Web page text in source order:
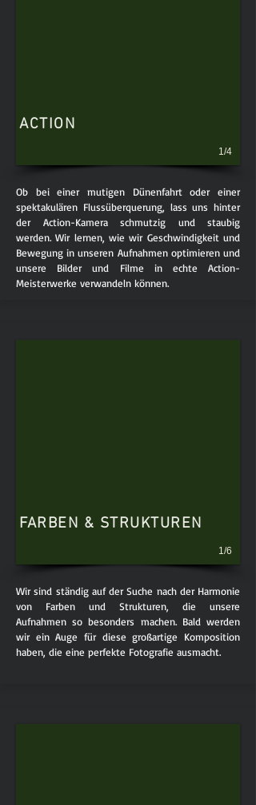
1/4
ACTION
Ob bei einer mutigen Dünenfahrt oder einer
spektakulären Flussüberquerung, lass uns hinter
der Action-Kamera schmutzig und staubig
werden. Wir lernen, wie wir Geschwindigkeit und
Bewegung in unseren Aufnahmen optimieren und
unsere Bilder und Filme in echte Action-
Meisterwerke verwandeln können.
1/6
FARBEN & STRUKTUREN
Wir sind ständig auf der Suche nach der Harmonie
von Farben und Strukturen, die unsere
Aufnahmen so besonders machen. Bald werden
wir ein Auge für diese großartige Komposition
haben, die eine perfekte Fotografie ausmacht.